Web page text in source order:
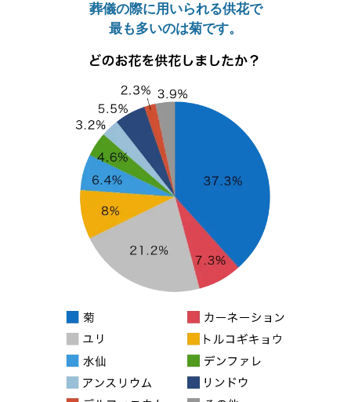
葬儀の際に用いられる供花で
最も多いのは菊です。